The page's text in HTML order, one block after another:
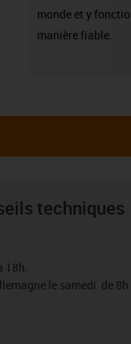
monde et y
manière fiable.
techniques
18h.
le samedi de 8h